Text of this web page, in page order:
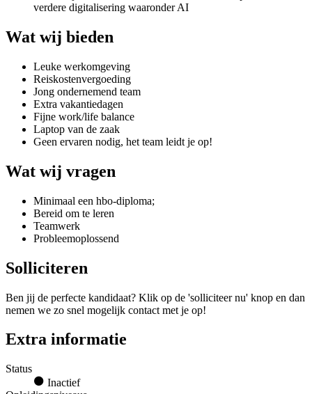
verdere digitalisering waaronder AI
Wat wij bieden
Leuke werkomgeving
Reiskostenvergoeding
Jong ondernemend team
Extra vakantiedagen
Fijne work/life balance
Laptop van de zaak
Geen ervaren nodig, het team leidt je op!
Wat wij vragen
Minimaal een hbo-diploma;
Bereid om te leren
Teamwerk
Probleemoplossend
Solliciteren
Ben jij de perfecte kandidaat? Klik op de 'solliciteer nu' knop en dan
nemen we zo snel mogelijk contact met je op!
Extra informatie
Status
Inactief